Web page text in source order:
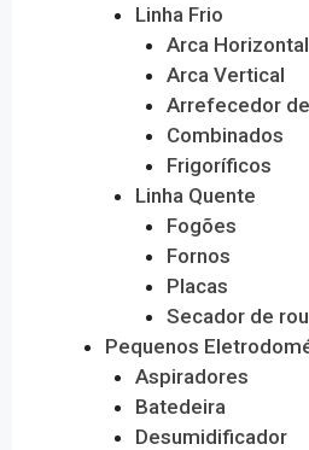
Linha Frio
Arca Horizontal
Arca Vertical
Arrefecedor
Combinados
Frigoríficos
Linha Quente
Fogões
Fornos
Placas
Secador de
Pequenos
Aspiradores
Batedeira
Desumidificador